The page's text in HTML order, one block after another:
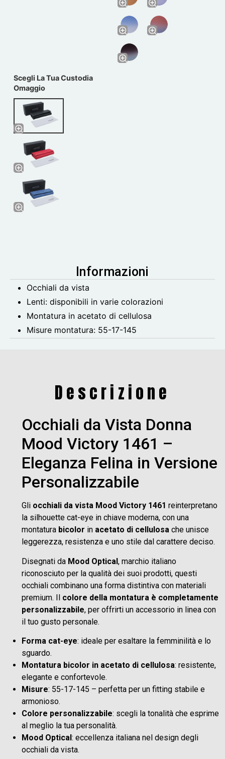
Scegli La Tua Custodia
Omaggio
Informazioni
Occhiali da vista
Lenti: disponibili in varie colorazioni
Montatura in acetato di cellulosa
Misure montatura: 55-17-145
Descrizione
Occhiali da Vista Donna
Mood Victory 1461 –
Eleganza Felina in Versione
Personalizzabile
Gli occhiali da vista Mood Victory 1461 reinterpretano
la silhouette cat-eye in chiave moderna, con una
montatura bicolor in acetato di cellulosa che unisce
leggerezza, resistenza e uno stile dal carattere deciso.
Disegnati da Mood Optical, marchio italiano
riconosciuto per la qualità dei suoi prodotti, questi
occhiali combinano una forma distintiva con materiali
premium. Il colore della montatura è completamente
personalizzabile, per offrirti un accessorio in linea con
il tuo gusto personale.
Forma cat-eye: ideale per esaltare la femminilità e lo
sguardo.
Montatura bicolor in acetato di cellulosa: resistente,
elegante e confortevole.
Misure: 55-17-145 – perfetta per un fitting stabile e
armonioso.
Colore personalizzabile: scegli la tonalità che esprime
al meglio la tua personalità.
Mood Optical: eccellenza italiana nel design degli
occhiali da vista.